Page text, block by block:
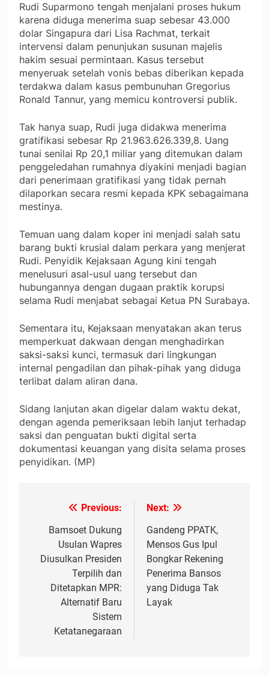
Rudi Suparmono tengah menjalani proses hukum
karena diduga menerima suap sebesar 43.000
dolar Singapura dari Lisa Rachmat, terkait
intervensi dalam penunjukan susunan majelis
hakim sesuai permintaan. Kasus tersebut
menyeruak setelah vonis bebas diberikan kepada
terdakwa dalam kasus pembunuhan Gregorius
Ronald Tannur, yang memicu kontroversi publik.
Tak hanya suap, Rudi juga didakwa menerima
gratifikasi sebesar Rp 21.963.626.339,8. Uang
tunai senilai Rp 20,1 miliar yang ditemukan dalam
penggeledahan rumahnya diyakini menjadi bagian
dari penerimaan gratifikasi yang tidak pernah
dilaporkan secara resmi kepada KPK sebagaimana
mestinya.
Temuan uang dalam koper ini menjadi salah satu
barang bukti krusial dalam perkara yang menjerat
Rudi. Penyidik Kejaksaan Agung kini tengah
menelusuri asal-usul uang tersebut dan
hubungannya dengan dugaan praktik korupsi
selama Rudi menjabat sebagai Ketua PN Surabaya.
Sementara itu, Kejaksaan menyatakan akan terus
memperkuat dakwaan dengan menghadirkan
saksi-saksi kunci, termasuk dari lingkungan
internal pengadilan dan pihak-pihak yang diduga
terlibat dalam aliran dana.
Sidang lanjutan akan digelar dalam waktu dekat,
dengan agenda pemeriksaan lebih lanjut terhadap
saksi dan penguatan bukti digital serta
dokumentasi keuangan yang disita selama proses
penyidikan. (MP)
Navigasi
pos
Previous:
Bamsoet Dukung
Usulan Wapres
Diusulkan Presiden
Terpilih dan
Ditetapkan MPR:
Alternatif Baru
Sistem
Ketatanegaraan
Next:
Gandeng PPATK,
Mensos Gus Ipul
Bongkar Rekening
Penerima Bansos
yang Diduga Tak
Layak